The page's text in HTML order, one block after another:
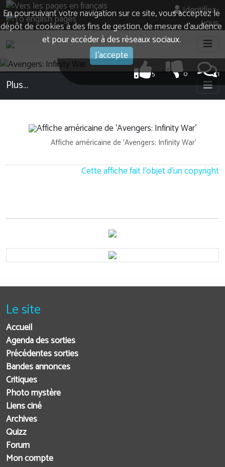
En poursuivant votre navigation sur ce site, vous acceptez le
dépôt de cookies à des fins de gestion, de mesure d’audience
et pour accéder à des réseaux sociaux.
J'accepte
Identifiez-
vous
1
0
5
Plus…
Affiche américaine de 'Avengers: Infinity War'
Cette affiche fait l'objet d'un copyright
Le site
Accueil
Agenda des sorties
Précédentes sorties
Bandes annonces
Critiques
Photo mystère
Liens ciné
Archives
Quizz
Forum
Mon compte